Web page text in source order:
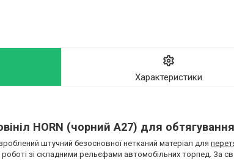
Характеристики
HORN (чорний A27) для
штучний безосновної нетканий матеріал для
зі складними рельєфами автомобільних торпед. За